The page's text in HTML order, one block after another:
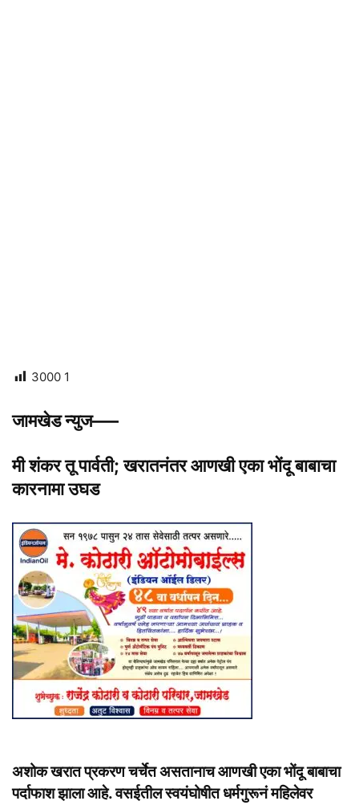
3000 1
जामखेड न्युज—–
मी शंकर तू पार्वती; खरातनंतर आणखी एका भोंदू बाबाचा
कारनामा उघड
अशोक खरात प्रकरण चर्चेत असतानाच आणखी एका भोंदू बाबाचा
पर्दाफाश झाला आहे. वसईतील स्वयंघोषीत धर्मगुरूनं महिलेवर